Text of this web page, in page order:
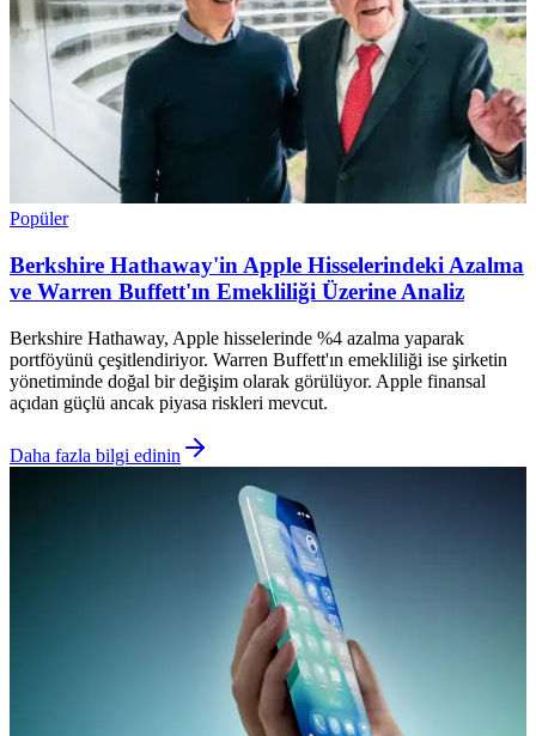
Popüler
Berkshire Hathaway'in Apple Hisselerindeki Azalma
ve Warren Buffett'ın Emekliliği Üzerine Analiz
Berkshire Hathaway, Apple hisselerinde %4 azalma yaparak
portföyünü çeşitlendiriyor. Warren Buffett'ın emekliliği ise şirketin
yönetiminde doğal bir değişim olarak görülüyor. Apple finansal
açıdan güçlü ancak piyasa riskleri mevcut.
Daha fazla bilgi edinin